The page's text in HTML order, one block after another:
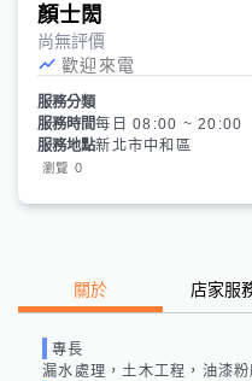
顏士閎
尚無評價
歡迎來電
服務分類
服務時間每日 08:00 ~ 20:00
服務地點新北市中和區
瀏覽 0
關於 店家服
專長
漏水處理，土木工程，油漆粉